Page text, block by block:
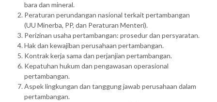
bara dan mineral.
Peraturan perundangan nasional terkait pertambangan
(UU Minerba, PP, dan Peraturan Menteri).
Perizinan usaha pertambangan: prosedur dan persyaratan.
Hak dan kewajiban perusahaan pertambangan.
Kontrak kerja sama dan perjanjian pertambangan.
Kepatuhan hukum dan pengawasan operasional
pertambangan.
Aspek lingkungan dan tanggung jawab perusahaan dalam
pertambangan.